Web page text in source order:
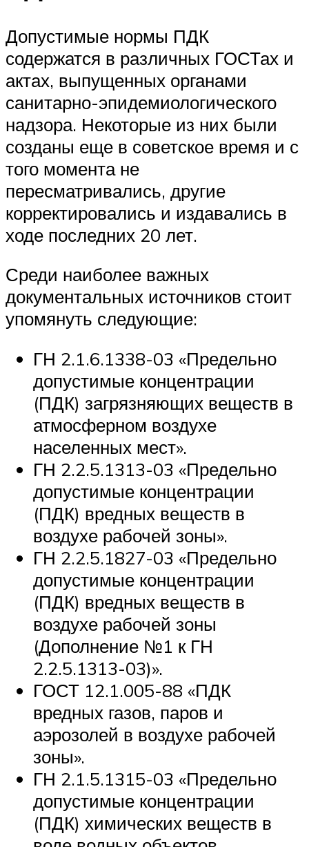
Допустимые нормы ПДК
содержатся в различных ГОСТах и
актах, выпущенных органами
санитарно-эпидемиологического
надзора. Некоторые из них были
созданы еще в советское время и с
того момента не
пересматривались, другие
корректировались и издавались в
ходе последних 20 лет.
Среди наиболее важных
документальных источников стоит
упомянуть следующие:
ГН 2.1.6.1338-03 «Предельно
допустимые концентрации
(ПДК) загрязняющих веществ в
атмосферном воздухе
населенных мест».
ГН 2.2.5.1313-03 «Предельно
допустимые концентрации
(ПДК) вредных веществ в
воздухе рабочей зоны».
ГН 2.2.5.1827-03 «Предельно
допустимые концентрации
(ПДК) вредных веществ в
воздухе рабочей зоны
(Дополнение №1 к ГН
2.2.5.1313-03)».
ГОСТ 12.1.005-88 «ПДК
вредных газов, паров и
аэрозолей в воздухе рабочей
зоны».
ГН 2.1.5.1315-03 «Предельно
допустимые концентрации
(ПДК) химических веществ в